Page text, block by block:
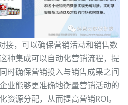
接，可以确保营销活动和销售数
种集成可以自动化营销流程，提
时确保营销投入与销售成果之间
业能够更准确地衡量营销活动的
资源分配，从而提高营销ROI。